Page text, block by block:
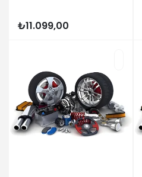
₺11.099,00